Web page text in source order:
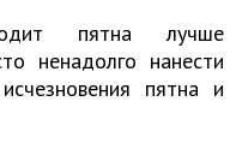
пятна лучше
ненадолго нанести
пятна и